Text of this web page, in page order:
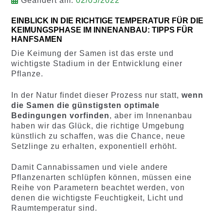
EINBLICK IN DIE RICHTIGE TEMPERATUR FÜR DIE
KEIMUNGSPHASE IM INNENANBAU: TIPPS FÜR
HANFSAMEN
Die Keimung der Samen ist das erste und
wichtigste Stadium in der Entwicklung einer
Pflanze.
In der Natur findet dieser Prozess nur statt, wenn
die Samen die günstigsten optimale
Bedingungen vorfinden, aber im Innenanbau
haben wir das Glück, die richtige Umgebung
künstlich zu schaffen, was die Chance, neue
Setzlinge zu erhalten, exponentiell erhöht.
Damit Cannabissamen und viele andere
Pflanzenarten schlüpfen können, müssen eine
Reihe von Parametern beachtet werden, von
denen die wichtigste Feuchtigkeit, Licht und
Raumtemperatur sind.